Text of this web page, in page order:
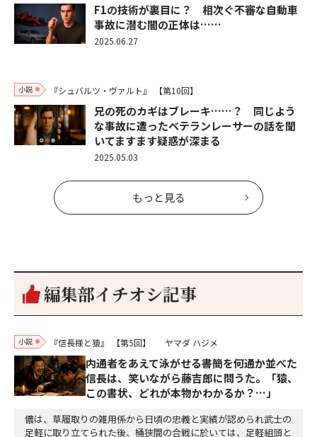
F1の技術が裏目に？ 相次ぐ不審な自動車
事故に潜む闇の正体は……
2025.06.27
小説 『シュバルツ・ヴァルト』 【第10回】
兄の死のカギはブレーキ……？ 同じよう
な事故に遭ったベテランレーサーの話を聞
いてますます疑惑が深まる
2025.05.03
もっと見る
編集部イチオシ記事
小説 『信長様と猿』 【第5回】 ヤマダ ハジメ
内通者をあえて泳がせる――書簡を何通か並べた
信長は、笑いながら藤吉郎に問うた。「猿、
この書状、どれが本物かわかるか？…」
儂は、草履取りの雑用係から日頃の忠義と実績が認められ武士の
足軽に取り立てられた後、桶狭間の合戦に於いては、足軽組頭と